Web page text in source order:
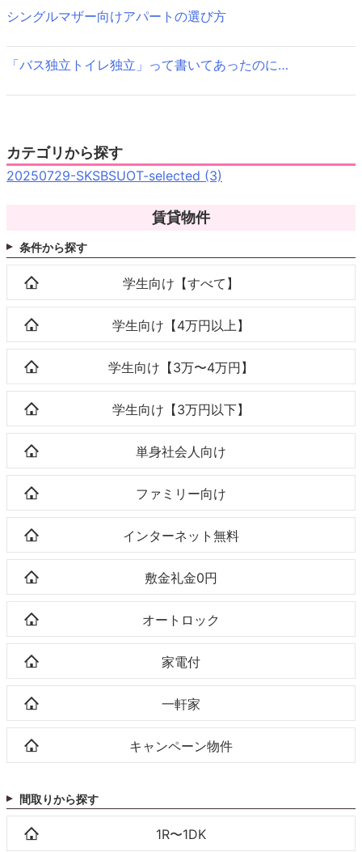
シングルマザー向けアパートの選び方
「バス独立トイレ独立」って書いてあったのに…
カテゴリから探す
20250729-SKSBSUOT-selected (3)
賃貸物件
条件から探す
学生向け【すべて】
学生向け【4万円以上】
学生向け【3万〜4万円】
学生向け【3万円以下】
単身社会人向け
ファミリー向け
インターネット無料
敷金礼金0円
オートロック
家電付
一軒家
キャンペーン物件
間取りから探す
1R〜1DK